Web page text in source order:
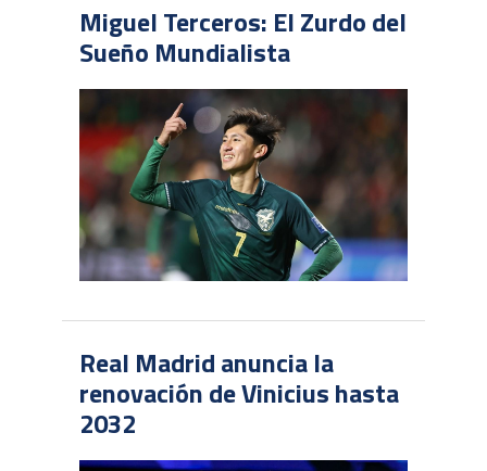
Miguel Terceros: El Zurdo del
Sueño Mundialista
Real Madrid anuncia la
renovación de Vinicius hasta
2032